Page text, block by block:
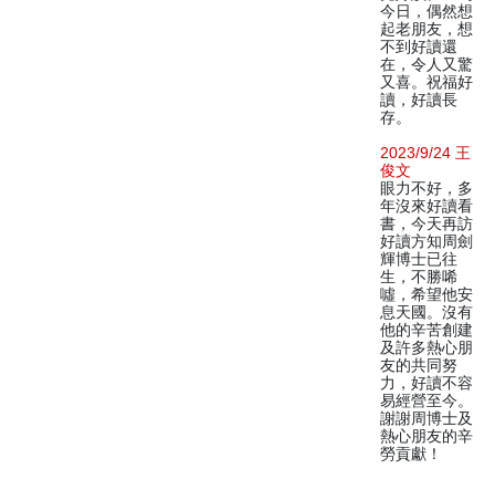
今日，偶然想
起老朋友，想
不到好讀還
在，令人又驚
又喜。祝福好
讀，好讀長
存。
2023/9/24 王
俊文
眼力不好，多
年沒來好讀看
書，今天再訪
好讀方知周劍
輝博士已往
生，不勝唏
噓，希望他安
息天國。沒有
他的辛苦創建
及許多熱心朋
友的共同努
力，好讀不容
易經營至今。
謝謝周博士及
熱心朋友的辛
勞貢獻！